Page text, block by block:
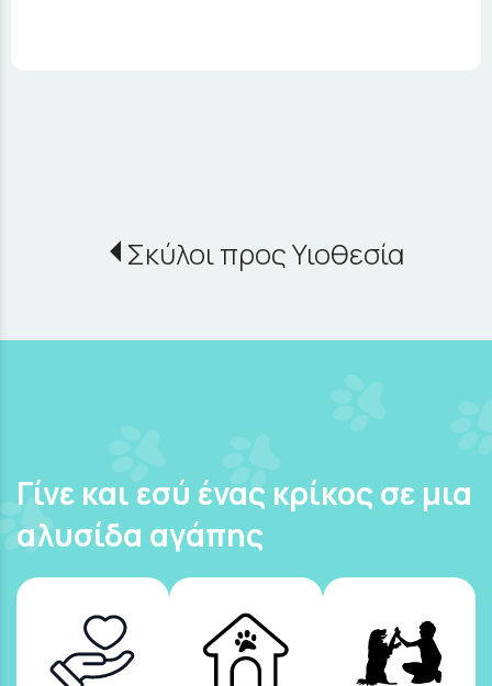
Σκύλοι προς Υιοθεσία
Γίνε και εσύ ένας κρίκος σε μια
αλυσίδα αγάπης